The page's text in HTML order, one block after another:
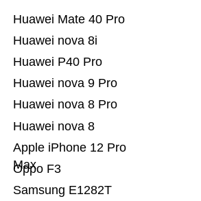
Samsung E1282T
Oppo F3
Apple iPhone 12 Pro
Max
Huawei nova 8
Huawei nova 8 Pro
Huawei nova 9 Pro
Huawei P40 Pro
Huawei nova 8i
Huawei Mate 40 Pro